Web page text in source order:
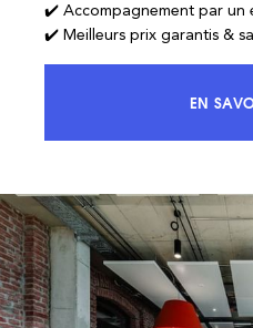
✔️ Accompagnement par un
✔️ Meilleurs prix garantis &
EN